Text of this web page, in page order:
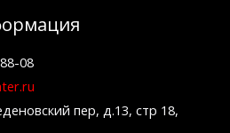
08
пер, д.13, стр 18,